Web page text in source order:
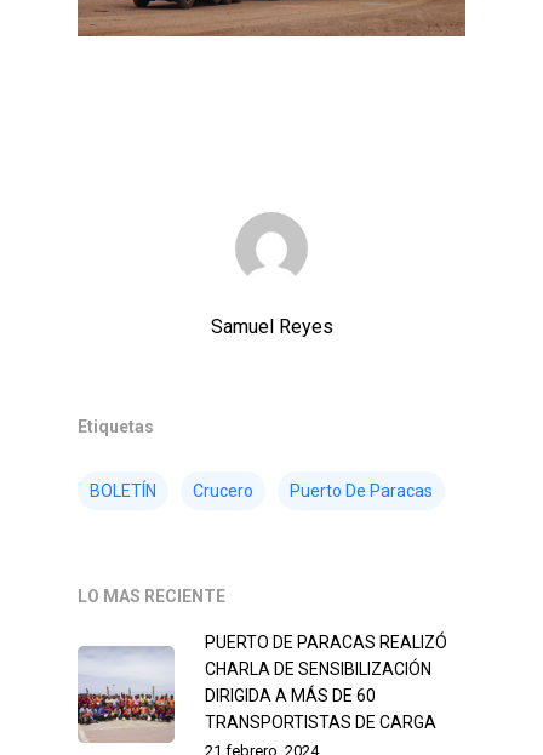
Samuel Reyes
Etiquetas
BOLETÍN Crucero Puerto De Paracas
LO MAS RECIENTE
PUERTO DE PARACAS REALIZÓ
CHARLA DE SENSIBILIZACIÓN
DIRIGIDA A MÁS DE 60
TRANSPORTISTAS DE CARGA
21 febrero, 2024